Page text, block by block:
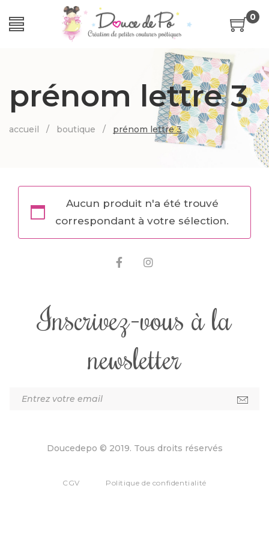
0
prénom lettre 3
accueil / boutique / prénom lettre 3
Aucun produit n'a été trouvé
correspondant à votre sélection.
Inscrivez-vous à la
newsletter
Doucedepo © 2019. Tous droits réservés
CGV Politique de confidentialité